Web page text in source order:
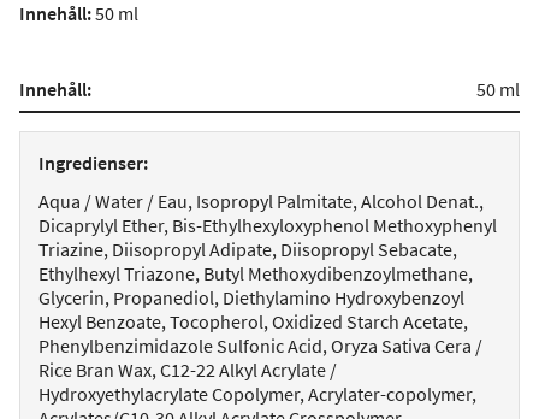
Innehåll:50 ml
Innehåll: 50 ml
Ingredienser:
Aqua / Water / Eau, Isopropyl Palmitate, Alcohol Denat.,
Dicaprylyl Ether, Bis-Ethylhexyloxyphenol Methoxyphenyl
Triazine, Diisopropyl Adipate, Diisopropyl Sebacate,
Ethylhexyl Triazone, Butyl Methoxydibenzoylmethane,
Glycerin, Propanediol, Diethylamino Hydroxybenzoyl
Hexyl Benzoate, Tocopherol, Oxidized Starch Acetate,
Phenylbenzimidazole Sulfonic Acid, Oryza Sativa Cera /
Rice Bran Wax, C12-22 Alkyl Acrylate /
Hydroxyethylacrylate Copolymer, Acrylater-copolymer,